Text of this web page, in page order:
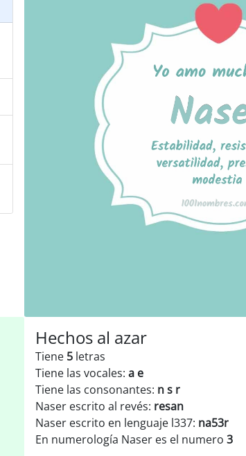
Hechos al azar
Tiene 5 letras
Tiene las vocales: a e
Tiene las consonantes: n s r
Naser escrito al revés: resan
Naser escrito en lenguaje l337: na53r
En numerología Naser es el numero 3